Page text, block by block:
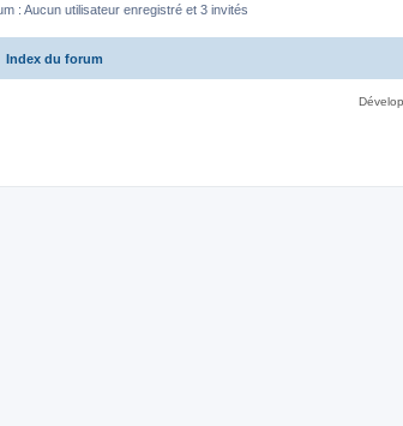
: Aucun utilisateur enregistré et 3 invités
Index du forum